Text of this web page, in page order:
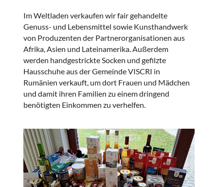
Im Weltladen verkaufen wir fair gehandelte
Genuss- und Lebensmittel sowie Kunsthandwerk
von Produzenten der Partnerorganisationen aus
Afrika, Asien und Lateinamerika. Außerdem
werden handgestrickte Socken und gefilzte
Hausschuhe aus der Gemeinde VISCRI in
Rumänien verkauft, um dort Frauen und Mädchen
und damit ihren Familien zu einem dringend
benötigten Einkommen zu verhelfen.